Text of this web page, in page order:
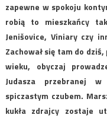
zapewne w spokoju
robią to mieszkańcy
Jenišovice, Viniary czy
Zachował się tam do
wieku, obyczaj
Judasza przebranej
spiczastym czubem.
kukła zdrajcy zostaje